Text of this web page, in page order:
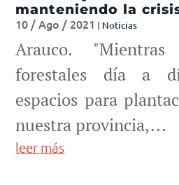
manteniendo la
10 / Ago / 2021 | Noticias
Arauco.
forestales día a
espacios para
nuestra provincia,...
leer más